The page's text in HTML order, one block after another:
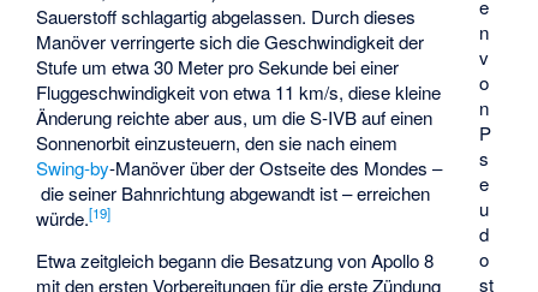
e
n
v
o
n
P
s
e
u
d
o
st
Sauerstoff schlagartig abgelassen. Durch dieses
Manöver verringerte sich die Geschwindigkeit der
Stufe um etwa 30 Meter pro Sekunde bei einer
Fluggeschwindigkeit von etwa 11 km/s, diese kleine
Änderung reichte aber aus, um die S-IVB auf einen
Sonnenorbit einzusteuern, den sie nach einem
Swing-by-Manöver über der Ostseite des Mondes –
die seiner Bahnrichtung abgewandt ist – erreichen
würde.[19]
Etwa zeitgleich begann die Besatzung von Apollo 8
mit den ersten Vorbereitungen für die erste Zündung